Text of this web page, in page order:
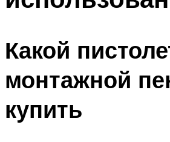
Какой
монтажной
купить